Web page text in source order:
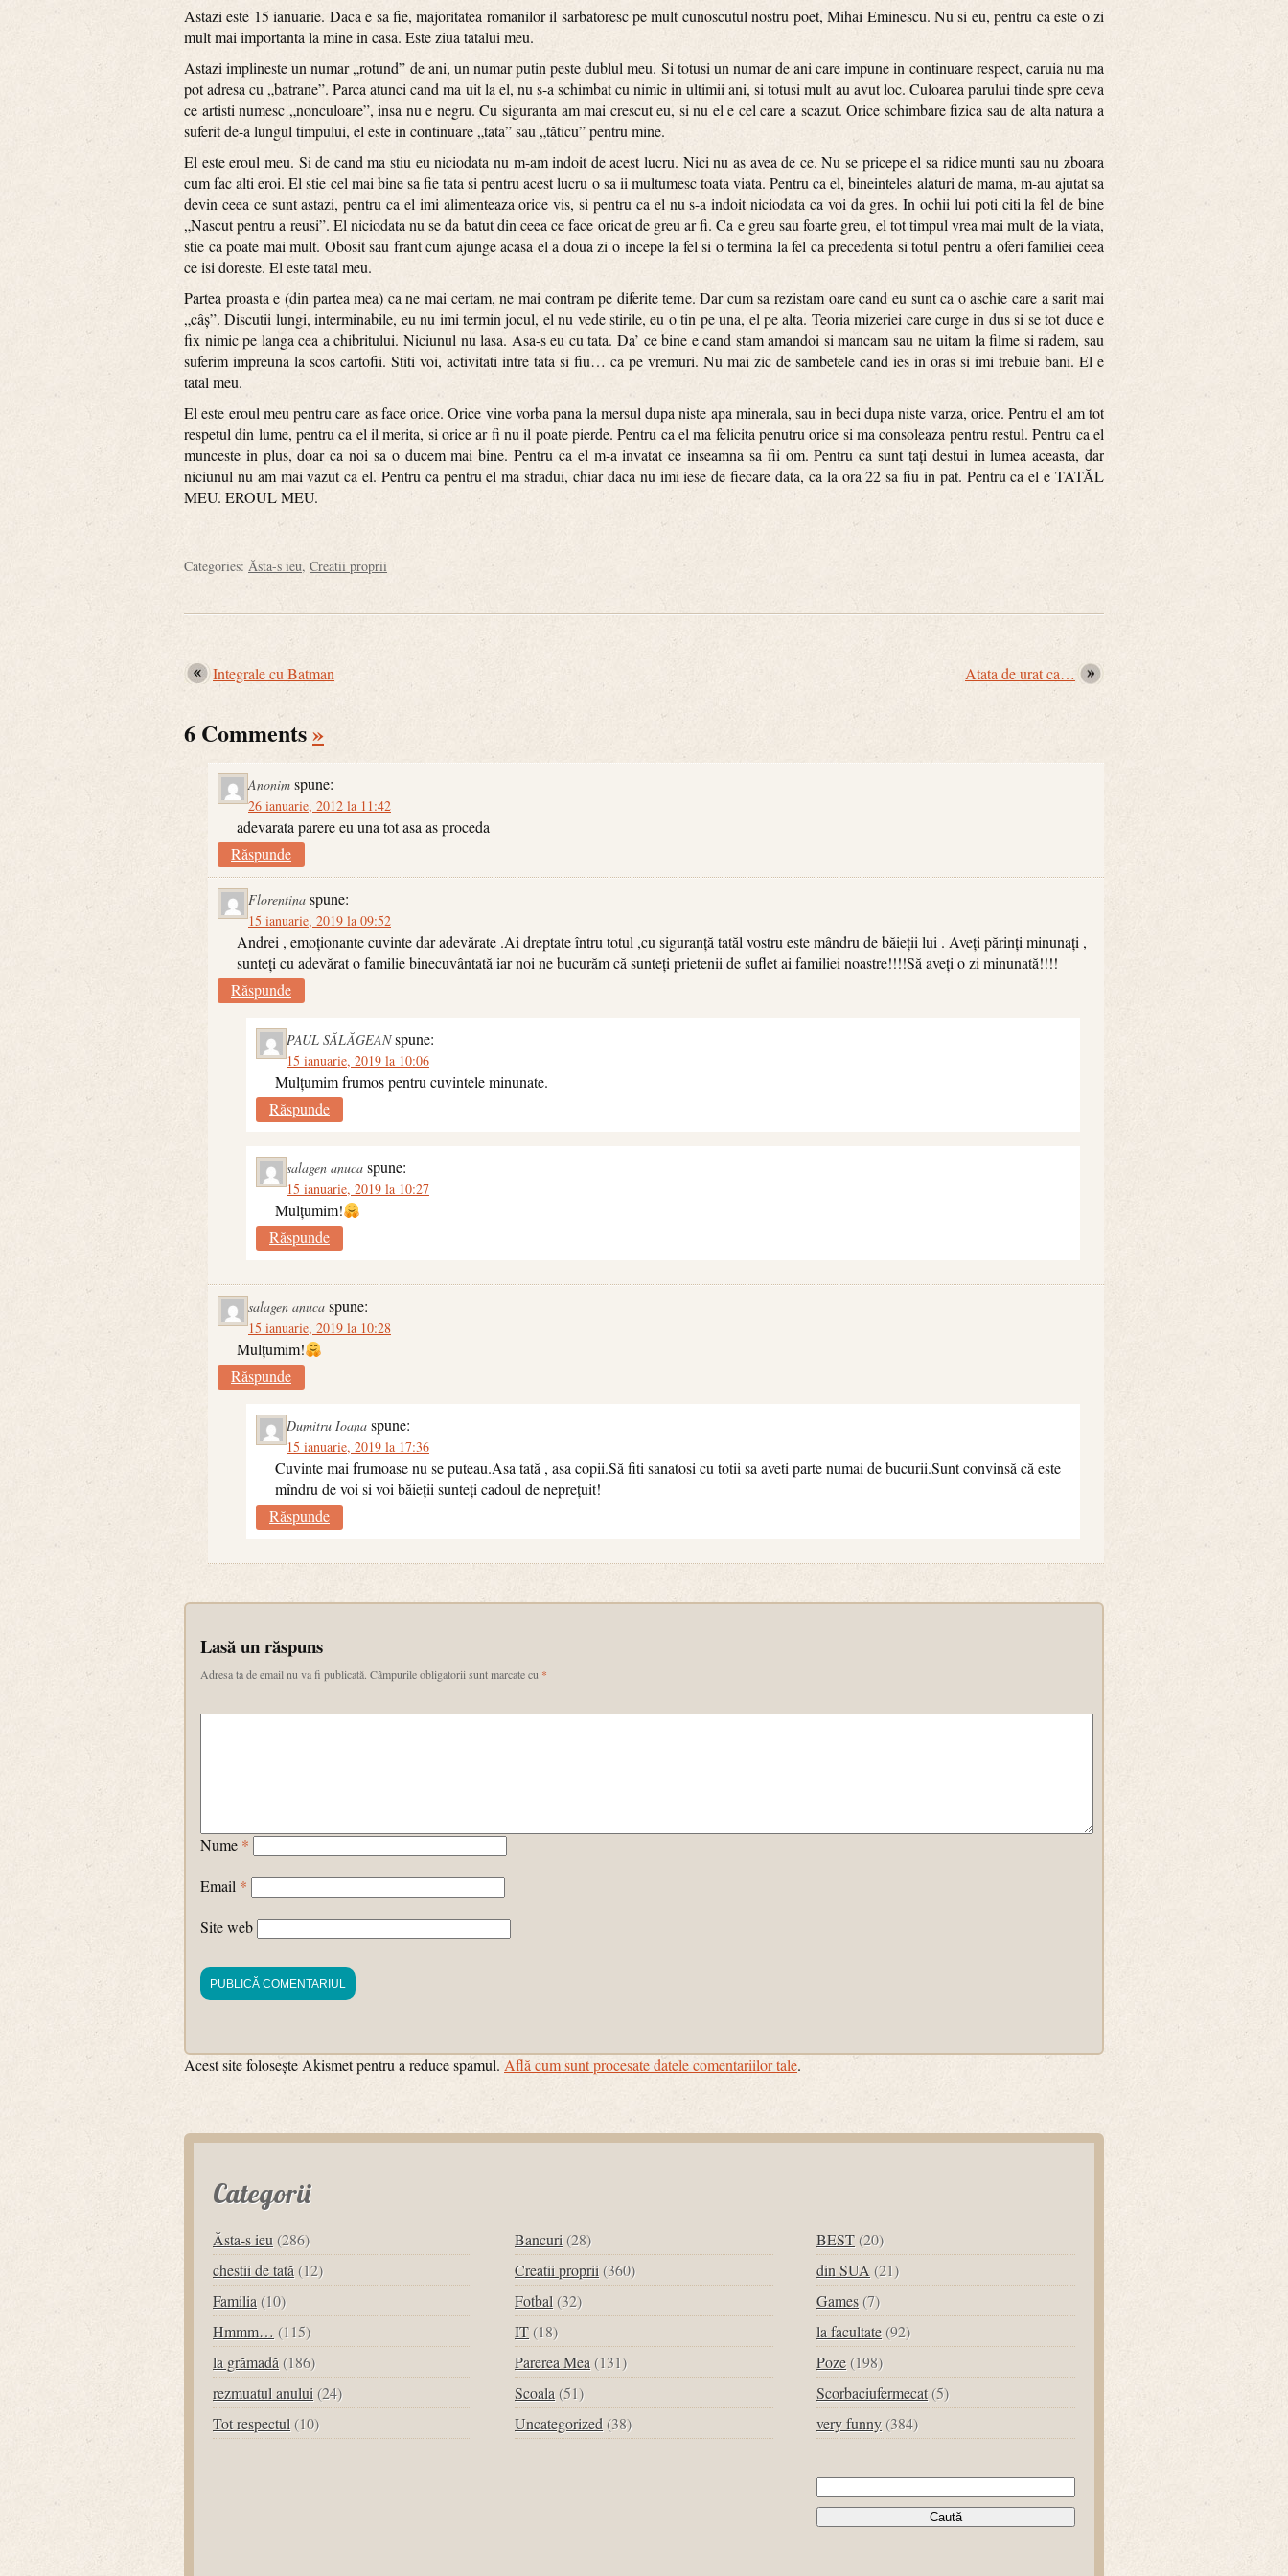
Astazi este 15 ianuarie. Daca e sa fie, majoritatea romanilor il sarbatoresc pe mult cunoscutul nostru poet, Mihai Eminescu. Nu si eu, pentru ca este o zi
mult mai importanta la mine in casa. Este ziua tatalui meu.
Astazi implineste un numar „rotund” de ani, un numar putin peste dublul meu. Si totusi un numar de ani care impune in continuare respect, caruia nu ma
pot adresa cu „batrane”. Parca atunci cand ma uit la el, nu s-a schimbat cu nimic in ultimii ani, si totusi mult au avut loc. Culoarea parului tinde spre ceva
ce artisti numesc „nonculoare”, insa nu e negru. Cu siguranta am mai crescut eu, si nu el e cel care a scazut. Orice schimbare fizica sau de alta natura a
suferit de-a lungul timpului, el este in continuare „tata” sau „tăticu” pentru mine.
El este eroul meu. Si de cand ma stiu eu niciodata nu m-am indoit de acest lucru. Nici nu as avea de ce. Nu se pricepe el sa ridice munti sau nu zboara
cum fac alti eroi. El stie cel mai bine sa fie tata si pentru acest lucru o sa ii multumesc toata viata. Pentru ca el, bineinteles alaturi de mama, m-au ajutat sa
devin ceea ce sunt astazi, pentru ca el imi alimenteaza orice vis, si pentru ca el nu s-a indoit niciodata ca voi da gres. In ochii lui poti citi la fel de bine
„Nascut pentru a reusi”. El niciodata nu se da batut din ceea ce face oricat de greu ar fi. Ca e greu sau foarte greu, el tot timpul vrea mai mult de la viata,
stie ca poate mai mult. Obosit sau frant cum ajunge acasa el a doua zi o incepe la fel si o termina la fel ca precedenta si totul pentru a oferi familiei ceea
ce isi doreste. El este tatal meu.
Partea proasta e (din partea mea) ca ne mai certam, ne mai contram pe diferite teme. Dar cum sa rezistam oare cand eu sunt ca o aschie care a sarit mai
„câş”. Discutii lungi, interminabile, eu nu imi termin jocul, el nu vede stirile, eu o tin pe una, el pe alta. Teoria mizeriei care curge in dus si se tot duce e
fix nimic pe langa cea a chibritului. Niciunul nu lasa. Asa-s eu cu tata. Da’ ce bine e cand stam amandoi si mancam sau ne uitam la filme si radem, sau
suferim impreuna la scos cartofii. Stiti voi, activitati intre tata si fiu… ca pe vremuri. Nu mai zic de sambetele cand ies in oras si imi trebuie bani. El e
tatal meu.
El este eroul meu pentru care as face orice. Orice vine vorba pana la mersul dupa niste apa minerala, sau in beci dupa niste varza, orice. Pentru el am tot
respetul din lume, pentru ca el il merita, si orice ar fi nu il poate pierde. Pentru ca el ma felicita penutru orice si ma consoleaza pentru restul. Pentru ca el
munceste in plus, doar ca noi sa o ducem mai bine. Pentru ca el m-a invatat ce inseamna sa fii om. Pentru ca sunt taţi destui in lumea aceasta, dar
niciunul nu am mai vazut ca el. Pentru ca pentru el ma stradui, chiar daca nu imi iese de fiecare data, ca la ora 22 sa fiu in pat. Pentru ca el e TATĂL
MEU. EROUL MEU.
Categories: Ăsta-s ieu, Creatii proprii
Integrale cu Batman Atata de urat ca…
6 Comments»
Anonim spune:
26 ianuarie, 2012 la 11:42
adevarata parere eu una tot asa as proceda
Răspunde
Florentina spune:
15 ianuarie, 2019 la 09:52
Andrei , emoționante cuvinte dar adevărate .Ai dreptate întru totul ,cu siguranță tatăl vostru este mândru de băieții lui . Aveți părinți minunați ,
sunteți cu adevărat o familie binecuvântată iar noi ne bucurăm că sunteți prietenii de suflet ai familiei noastre!!!!Să aveți o zi minunată!!!!
Răspunde
PAUL SĂLĂGEAN spune:
15 ianuarie, 2019 la 10:06
Mulțumim frumos pentru cuvintele minunate.
Răspunde
salagen anuca spune:
15 ianuarie, 2019 la 10:27
Mulțumim!
Răspunde
salagen anuca spune:
15 ianuarie, 2019 la 10:28
Mulțumim!
Răspunde
Dumitru Ioana spune:
15 ianuarie, 2019 la 17:36
Cuvinte mai frumoase nu se puteau.Asa tată , asa copii.Să fiti sanatosi cu totii sa aveti parte numai de bucurii.Sunt convinsă că este
mîndru de voi si voi băieții sunteți cadoul de neprețuit!
Răspunde
Lasă un răspuns
Adresa ta de email nu va fi publicată. Câmpurile obligatorii sunt marcate cu *
Nume *
Email *
Site web
Acest site folosește Akismet pentru a reduce spamul. Află cum sunt procesate datele comentariilor tale.
Categorii
Ăsta-s ieu (286) Bancuri (28) BEST (20)
chestii de tată (12) Creatii proprii (360) din SUA (21)
Familia (10) Fotbal (32) Games (7)
Hmmm… (115) IT (18) la facultate (92)
la grămadă (186) Parerea Mea (131) Poze (198)
rezmuatul anului (24) Scoala (51) Scorbaciufermecat(5)
Tot respectul (10) Uncategorized (38) very funny (384)
Caută
după: